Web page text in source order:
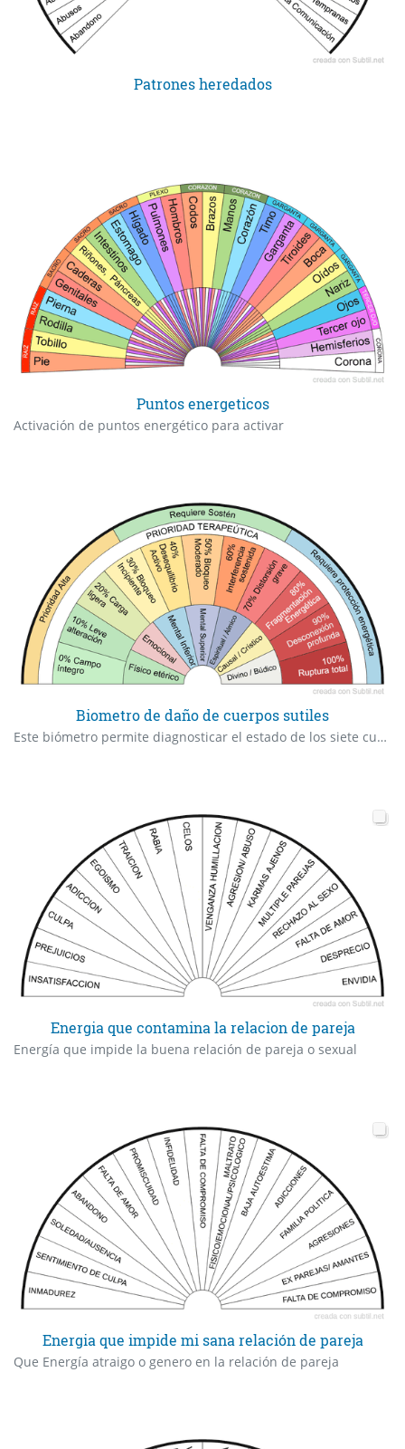
Patrones heredados
Puntos energeticos
Activación de puntos energético para activar
Biometro de daño de cuerpos sutiles
Este biómetro permite diagnosticar el estado de los siete cuerpos sutiles del campo energético humano: físico etérico, emocional, mental inferior, mental superior, espiritual/álmico, causal/crístico y divino/búdico. A través del uso del péndulo, se identifica tanto el cuerpo afectado como el porcentaje de daño energético, evaluando desde un leve desequilibrio hasta una ruptura total del flujo vital. La capa externa muestra con precisión simbólica y cromática el grado de interferencia (0% a 100%), mientras que el arco superior revela el nivel de prioridad terapéutica para cada cuerpo: ? Prioridad Alta – requiere intervención inmediata ? Requiere Sostén – necesita contención energética ? Requiere Protección Energética – implica reforzar el campo áurico Esta herramienta integra visión clínica, simbología espiritual y precisión cuántica, ofreciendo una guía profunda para la toma de decisiones terapéuticas personalizadas.
Energia que contamina la relacion de pareja
Energía que impide la buena relación de pareja o sexual
Energia que impide mi sana relación de pareja
Que Energía atraigo o genero en la relación de pareja